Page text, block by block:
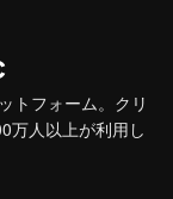
トフォーム。クリ
万人以上が利用し